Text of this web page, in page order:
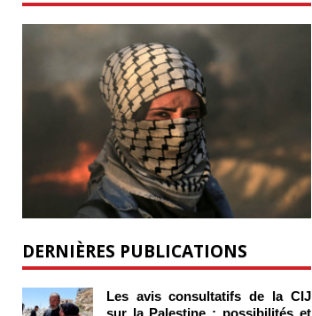
DERNIÈRES PUBLICATIONS
Les avis consultatifs de la CIJ
sur la Palestine : possibilités et